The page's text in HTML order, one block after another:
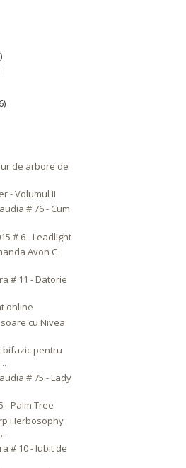
de arbore de
- Volumul II
# 76 - Cum
# 6 - Leadlight
Avon C
# 11 - Datorie
online
cu Nivea
bifazic pentru
# 75 - Lady
- Palm Tree
Herbosophy
# 10 - Iubit de